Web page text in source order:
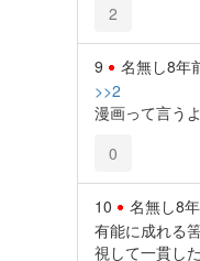
2
9 名無し8年
>>2
漫画って言う
0
10 名無し8
有能に成れる
視して一貫し